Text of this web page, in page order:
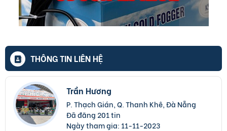
THÔNG TIN LIÊN HỆ
Trần Hương
P. Thạch Gián, Q. Thanh Khê, Đà Nẵng
Đã đăng 201 tin
Ngày tham gia: 11-11-2023